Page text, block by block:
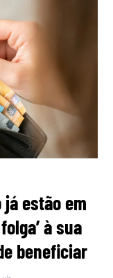
já estão em
à sua
beneficiar